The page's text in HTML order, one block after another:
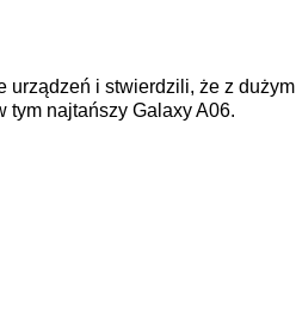
urządzeń i stwierdzili, że z dużym
tym najtańszy Galaxy A06.